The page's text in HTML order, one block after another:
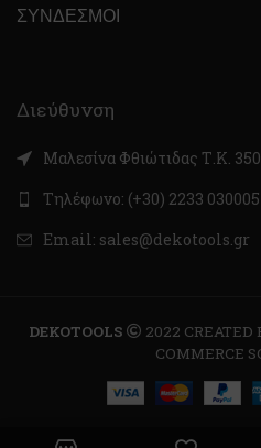
ΣΎΝΔΕΣΜΟΙ
Διεύθυνση
Μαλεσίνα Φθιώτιδας Τ.Κ.
Τηλέφωνο: (+30) 2233 030005
Email: sales@dekotools.gr
DEKOTOOLS 2022 CREATED
COMMERCE